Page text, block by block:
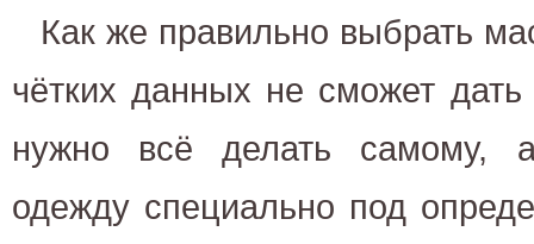
Как же правильно выбрать
чётких данных не сможет
нужно всё делать самому,
одежду специально под